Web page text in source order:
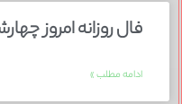
فال روزانه امروز چهارشنبه 3
ادامه مطلب »